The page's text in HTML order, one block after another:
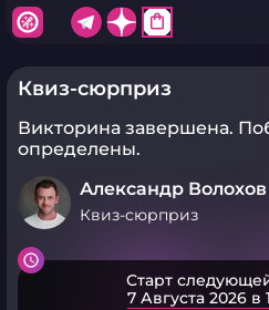
shopping_bag
Квиз-сюрприз
Викторина завершена.
определены.
Александр Волохов
Квиз-сюрприз
Старт
7 Августа 2026